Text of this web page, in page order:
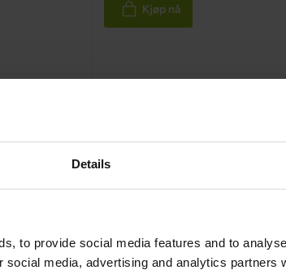
Details
to provide social media features and to
media, advertising and analytics partners
Kjøp nå